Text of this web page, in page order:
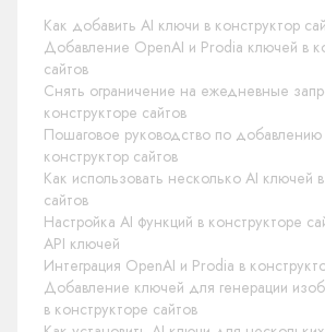
Как добавить AI ключи в конструктор
Добавление OpenAI и Prodia ключей в
сайтов
Снять ограничение на ежедневные
конструкторе сайтов
Пошаговое руководство по
конструктор сайтов
Как использовать несколько AI ключей
сайтов
Настройка AI функций в конструкторе
API ключей
Интеграция OpenAI и Prodia в
Добавление ключей для генерации
в конструкторе сайтов